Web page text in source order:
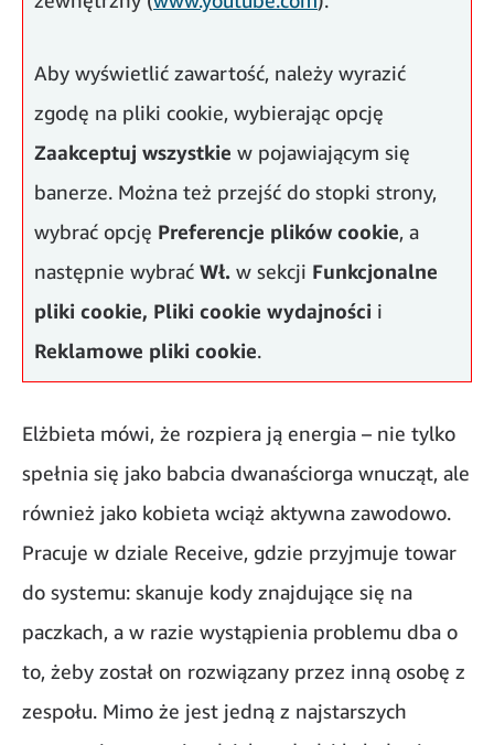
Aby wyświetlić zawartość, należy wyrazić
zgodę na pliki cookie, wybierając opcję
Zaakceptuj wszystkie w pojawiającym się
banerze. Można też przejść do stopki strony,
wybrać opcję Preferencje plików cookie, a
następnie wybrać Wł. w sekcji Funkcjonalne
pliki cookie, Pliki cookie wydajności i
Reklamowe pliki cookie.
Wulkan pozytywnej energii
Elżbieta mówi, że rozpiera ją energia – nie tylko
spełnia się jako babcia dwanaściorga wnucząt, ale
również jako kobieta wciąż aktywna zawodowo.
Pracuje w dziale Receive, gdzie przyjmuje towar
do systemu: skanuje kody znajdujące się na
paczkach, a w razie wystąpienia problemu dba o
to, żeby został on rozwiązany przez inną osobę z
zespołu. Mimo że jest jedną z najstarszych